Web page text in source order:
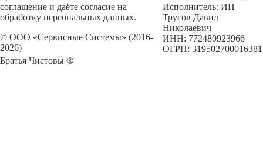
соглашение и даёте согласие на
обработку персональных данных.
© ООО «Сервисные Системы» (2016-
2026)
Братья Чистовы ®
Исполнитель: ИП
Трусов Давид
Николаевич
ИНН: 772480923966
ОГРН: 319502700016381